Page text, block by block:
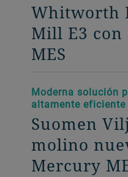
Whitworth
Mill E3
MES
Moderna solución
altamente eficiente
Suomen
molino
Mercury